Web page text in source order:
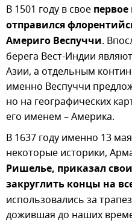
В 1501 году в свое
отправился
Америго Веспуччи.
берега Вест-Индии
Азии, а отдельным
именно Веспуччи
но на географических
его именем – Америка.
В 1637 году именно 13
некоторые историки,
Ришелье, приказал
закруглить концы на
использовались за
дожившая до наших